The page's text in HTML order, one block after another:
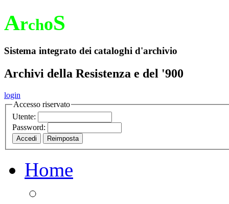
ArchoS
Sistema integrato dei cataloghi d'archivio
Archivi della Resistenza e del '900
login
Accesso riservato
Utente:
Password:
Home